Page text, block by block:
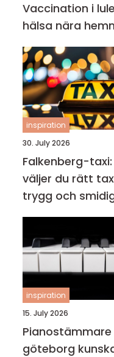
Vaccination i luleå
hälsa nära
inspiration
30. July 2026
Falkenberg-taxi:
väljer du rätt
trygg och
inspiration
15. July 2026
Pianostämmare
göteborg kunskap,